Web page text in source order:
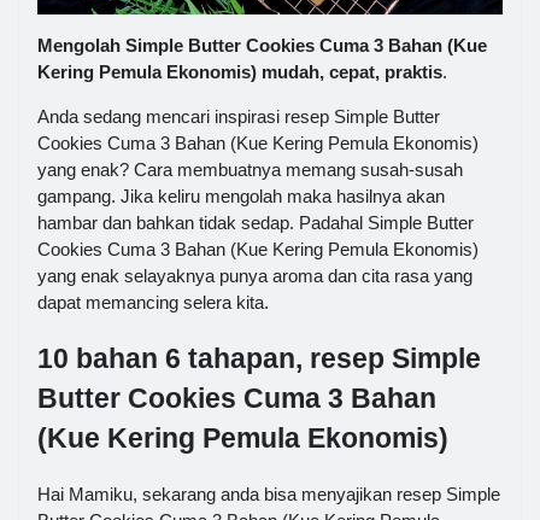
Mengolah Simple Butter Cookies Cuma 3 Bahan (Kue
Kering Pemula Ekonomis) mudah, cepat, praktis.
Anda sedang mencari inspirasi resep Simple Butter
Cookies Cuma 3 Bahan (Kue Kering Pemula Ekonomis)
yang enak? Cara membuatnya memang susah-susah
gampang. Jika keliru mengolah maka hasilnya akan
hambar dan bahkan tidak sedap. Padahal Simple Butter
Cookies Cuma 3 Bahan (Kue Kering Pemula Ekonomis)
yang enak selayaknya punya aroma dan cita rasa yang
dapat memancing selera kita.
10 bahan 6 tahapan, resep Simple
Butter Cookies Cuma 3 Bahan
(Kue Kering Pemula Ekonomis)
Hai Mamiku, sekarang anda bisa menyajikan resep Simple